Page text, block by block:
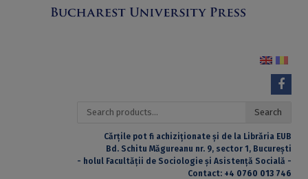
Search
Search
Cărțile pot fi achiziționate și de la Librăria EUB
Bd. Schitu Măgureanu nr. 9, sector 1, București
- holul Facultății de Sociologie și Asistență Socială -
Contact: +4 0760 013 746